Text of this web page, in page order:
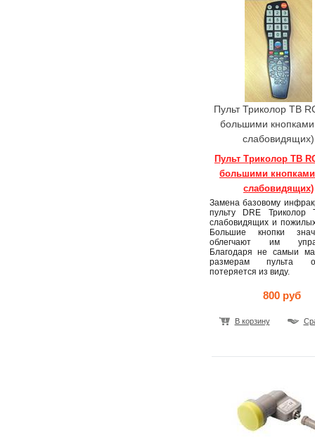
Пульт Триколор ТВ
большими
слабовидящих)
Пульт Триколор ТВ
большими
слабовидящих)
Замена базовому
пульту DRE Триколор
слабовидящих и
Большие кнопки
облегчают им
Благодаря не самыи
размерам пульта
потеряется из виду.
800 руб
В корзину